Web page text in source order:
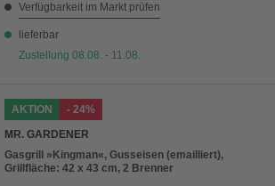
Verfügbarkeit im Markt prüfen
lieferbar
Zustellung 08.08. - 11.08.
AKTION
- 24%
MR. GARDENER
Gasgrill »Kingman«, Gusseisen (emailliert),
Grillfläche: 42 x 43 cm, 2 Brenner